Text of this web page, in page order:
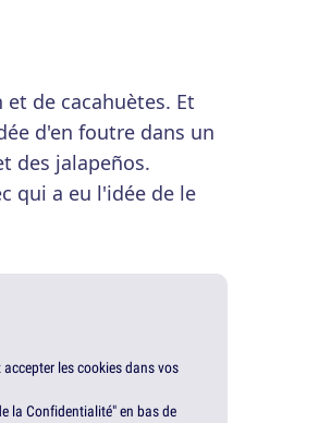
et de cacahuètes. Et
d'en foutre dans un
des jalapeños.
qui a eu l'idée de le
les cookies dans vos
la Confidentialité" en bas de